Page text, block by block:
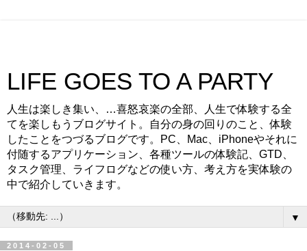
LIFE GOES TO A PARTY
人生は楽しき集い、…喜怒哀楽の全部、人生で体験する全
てを楽しもうブログサイト。自分の身の回りのこと、体験
したことをつづるブログです。PC、Mac、iPhoneやそれに
付随するアプリケーション、各種ツールの体験記、GTD、
タスク管理、ライフログなどの使い方、考え方を実体験の
中で紹介していきます。
▼
2014-02-05